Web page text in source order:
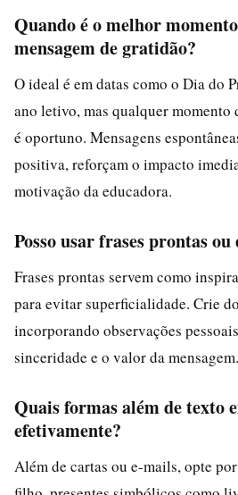
Quando é o melhor
mensagem de gratidão?
O ideal é em datas como o Dia do
ano letivo, mas qualquer momento
é oportuno. Mensagens
positiva, reforçam o impacto
motivação da educadora.
Posso usar frases prontas
Frases prontas servem como
para evitar superficialidade. Crie
incorporando observações
sinceridade e o valor da mensagem.
Quais formas além de texto
efetivamente?
Além de cartas ou e-mails, opte